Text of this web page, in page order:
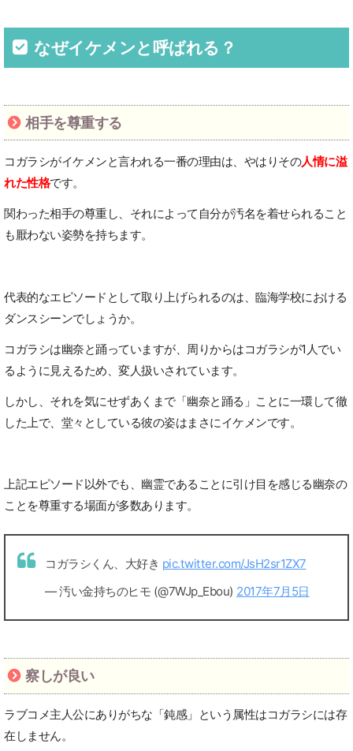
なぜイケメンと呼ばれる？
相手を尊重する
コガラシがイケメンと言われる一番の理由は、やはりその人情に溢
れた性格です。
関わった相手の尊重し、それによって自分が汚名を着せられること
も厭わない姿勢を持ちます。
代表的なエピソードとして取り上げられるのは、臨海学校における
ダンスシーンでしょうか。
コガラシは幽奈と踊っていますが、周りからはコガラシが1人でい
るように見えるため、変人扱いされています。
しかし、それを気にせずあくまで「幽奈と踊る」ことに一環して徹
した上で、堂々としている彼の姿はまさにイケメンです。
上記エピソード以外でも、幽霊であることに引け目を感じる幽奈の
ことを尊重する場面が多数あります。
コガラシくん、大好き pic.twitter.com/JsH2sr1ZX7
— 汚い金持ちのヒモ (@7WJp_Ebou) 2017年7月5日
察しが良い
ラブコメ主人公にありがちな「鈍感」という属性はコガラシには存
在しません。